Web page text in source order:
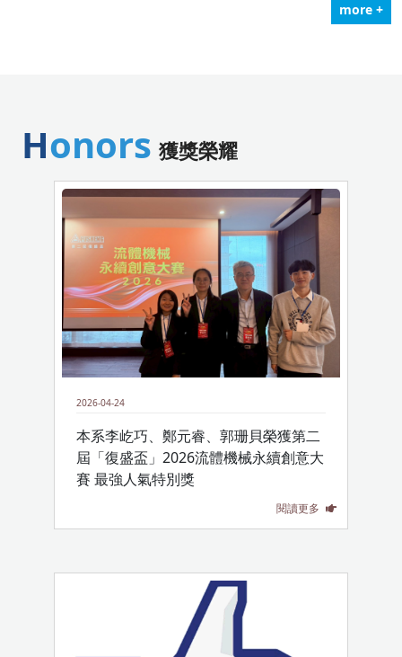
more +
Honors 獲獎榮耀
2026-04-24
本系李屹巧、鄭元睿、郭珊貝榮獲第二
屆「復盛盃」2026流體機械永續創意大
賽 最強人氣特別獎
閱讀更多